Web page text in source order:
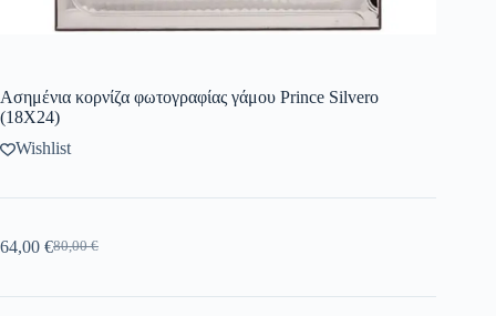
Ασημένια κορνίζα φωτογραφίας γάμου Prince Silvero
(18X24)
Wishlist
80,00€
64,00 €